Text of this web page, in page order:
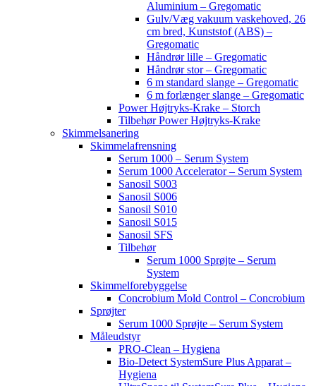
Aluminium – Gregomatic
Gulv/Væg vakuum vaskehoved, 26
cm bred, Kunststof (ABS) –
Gregomatic
Håndrør lille – Gregomatic
Håndrør stor – Gregomatic
6 m standard slange – Gregomatic
6 m forlænger slange – Gregomatic
Power Højtryks-Krake – Storch
Tilbehør Power Højtryks-Krake
Skimmelsanering
Skimmelafrensning
Serum 1000 – Serum System
Serum 1000 Accelerator – Serum System
Sanosil S003
Sanosil S006
Sanosil S010
Sanosil S015
Sanosil SFS
Tilbehør
Serum 1000 Sprøjte – Serum
System
Skimmelforebyggelse
Concrobium Mold Control – Concrobium
Sprøjter
Serum 1000 Sprøjte – Serum System
Måleudstyr
PRO-Clean – Hygiena
Bio-Detect SystemSure Plus Apparat –
Hygiena